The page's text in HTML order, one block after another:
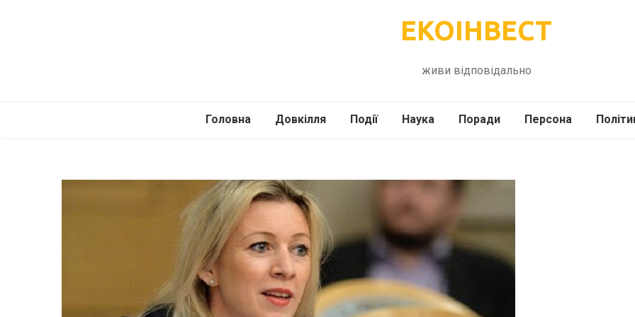
ЕКОІНВЕСТ
живи відповідально
Головна Довкілля
Подорожі
Події
Інше
Наука
Психологія
Технології
Поради
Здоров’я
Сад-Город
Персона